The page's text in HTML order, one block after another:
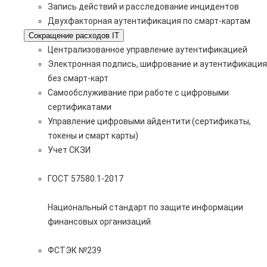
Запись действий и расследование инцидентов
Двухфакторная аутентификация по смарт-картам
Сокращение расходов IT
Централизованное управление аутентификацией
Электронная подпись, шифрование и аутентификация
без смарт-карт
Самообслуживание при работе с цифровыми
сертификатами
Управление цифровыми айдентити (сертификаты,
токены и смарт карты)
Учет СКЗИ
ГОСТ 57580.1-2017
Национальный стандарт по защите информации
финансовых организаций
ФСТЭК №239